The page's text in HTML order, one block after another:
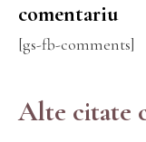
comentariu
[gs-fb-comments]
Alte citate